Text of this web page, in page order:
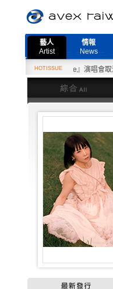
藝人
Artist
情報
News
HOTISSUE
More Live』演唱會取消公告
綜合
最新發行